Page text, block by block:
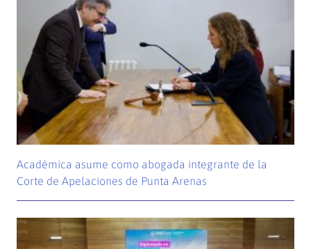
Académica asume como abogada integrante de la
Corte de Apelaciones de Punta Arenas